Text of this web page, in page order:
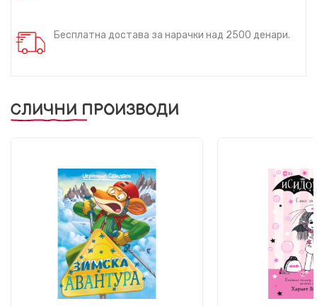
Бесплатна достава за нарачки над 2500 денари.
СЛИЧНИ ПРОИЗВОДИ